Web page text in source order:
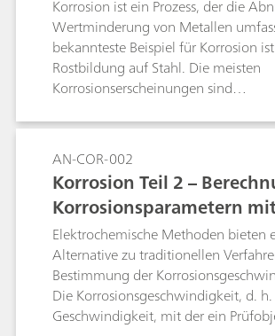
Korrosion ist ein Prozess, der die
Wertminderung von Metallen
bekannteste Beispiel für Korrosion
Rostbildung auf Stahl. Die meisten
Korrosionserscheinungen sind
mindestens zwei Reaktionen auf
des korrodierenden Metalls.
AN-COR-002
Korrosion Teil 2 –
Korrosionsparametern
Elektrochemische Methoden bieten
Alternative zu traditionellen
Bestimmung der
Die Korrosionsgeschwindigkeit, d.
Geschwindigkeit, mit der ein